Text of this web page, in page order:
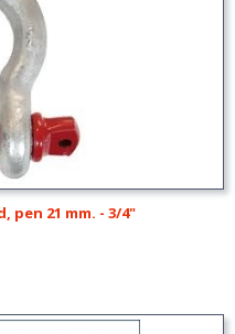
pen 21 mm. - 3/4"